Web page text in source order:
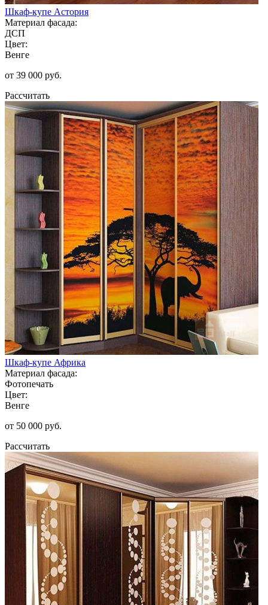
Шкаф-купе Астория
Материал фасада:
ДСП
Цвет:
Венге
от 39 000 руб.
Рассчитать
Шкаф-купе Африка
Материал фасада:
Фотопечать
Цвет:
Венге
от 50 000 руб.
Рассчитать